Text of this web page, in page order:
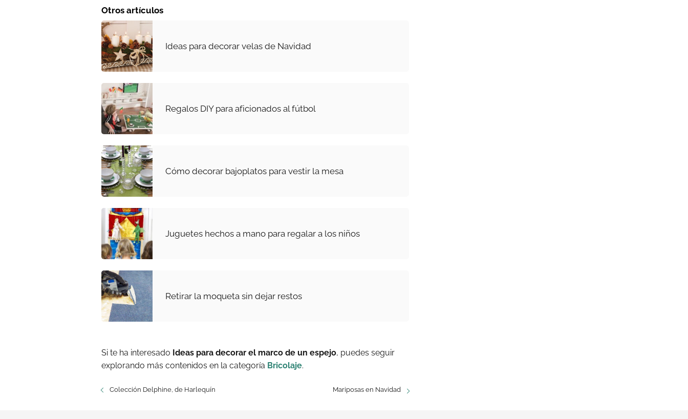
Otros artículos
Ideas para decorar velas de Navidad
Regalos DIY para aficionados al fútbol
Cómo decorar bajoplatos para vestir la mesa
Juguetes hechos a mano para regalar a los niños
Retirar la moqueta sin dejar restos
Si te ha interesado Ideas para decorar el marco de un espejo, puedes seguir
explorando más contenidos en la categoría Bricolaje.
Colección Delphine, de Harlequín Mariposas en Navidad